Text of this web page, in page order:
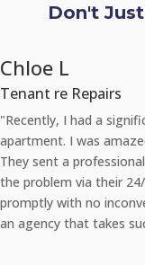
Don't
Chloe L
Tenant re Repairs
"Recently, I had a
apartment. I was
They sent a
the problem via their
promptly with no
an agency that takes